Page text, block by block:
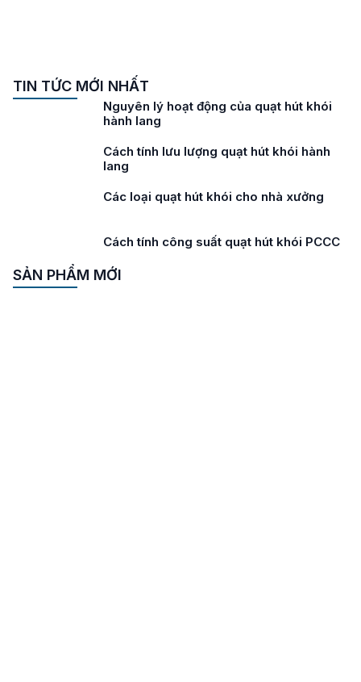
TIN TỨC MỚI NHẤT
Lưu ý khi lựa chọn quạt hút khói hành
lang
Tiêu chuẩn quạt hút khói hành lang
Các loại quạt hút khói cho tòa nhà cao
Cách tính lưu lượng quạt hút khói
SẢN PHẨM MỚI